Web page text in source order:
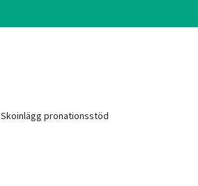
Skoinlägg pronationsstöd